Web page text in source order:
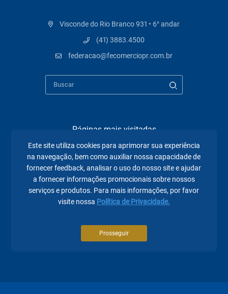
Visconde do Rio Branco 931 • 6° andar
(41) 3883.4500
federacao@fecomerciopr.com.br
Páginas mais visitadas
A Fecomércio PR
Sindicatos
Institucional
Eventos
Este site utiliza cookies para aprimorar sua experiência
na navegação, bem como auxiliar nossa capacidade de
fornecer feedback, analisar o uso do nosso site e ajudar
a fornecer informações promocionais sobre nossos
serviços e produtos. Para mais informações, por favor
visite nossa Política de Privacidade.
Prosseguir